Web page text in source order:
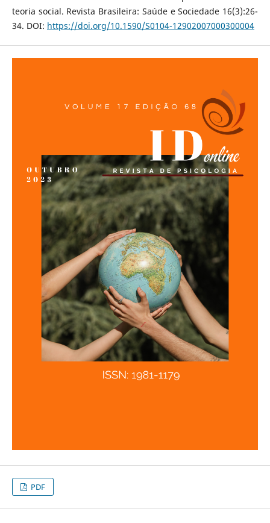
teoria social. Revista Brasileira: Saúde e Sociedade 16(3):26-
34. DOI: https://doi.org/10.1590/S0104-12902007000300004
PDF